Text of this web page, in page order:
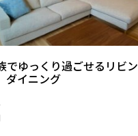
でゆっくり過ごせるリビン
ダイニング